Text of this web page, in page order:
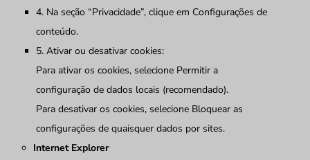
4. Na seção “Privacidade”, clique em Configurações de
conteúdo.
5. Ativar ou desativar cookies:
Para ativar os cookies, selecione Permitir a
configuração de dados locais (recomendado).
Para desativar os cookies, selecione Bloquear as
configurações de quaisquer dados por sites.
Internet Explorer